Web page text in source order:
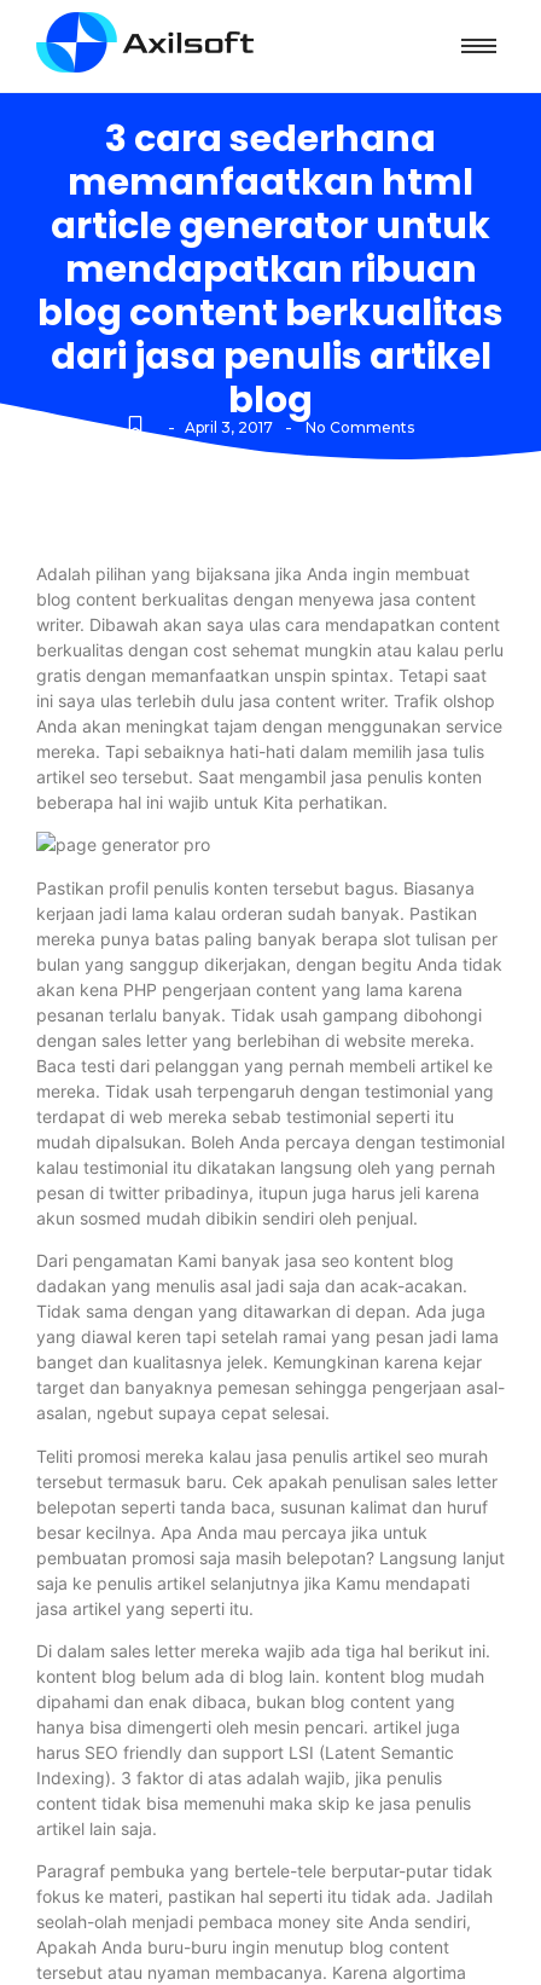
3 cara sederhana
memanfaatkan html
article generator untuk
mendapatkan ribuan
blog content berkualitas
dari jasa penulis artikel
blog
- April 3, 2017 - No Comments
Adalah pilihan yang bijaksana jika Anda ingin membuat
blog content berkualitas dengan menyewa jasa content
writer. Dibawah akan saya ulas cara mendapatkan content
berkualitas dengan cost sehemat mungkin atau kalau perlu
gratis dengan memanfaatkan unspin spintax. Tetapi saat
ini saya ulas terlebih dulu jasa content writer. Trafik olshop
Anda akan meningkat tajam dengan menggunakan service
mereka. Tapi sebaiknya hati-hati dalam memilih jasa tulis
artikel seo tersebut. Saat mengambil jasa penulis konten
beberapa hal ini wajib untuk Kita perhatikan.
Pastikan profil penulis konten tersebut bagus. Biasanya
kerjaan jadi lama kalau orderan sudah banyak. Pastikan
mereka punya batas paling banyak berapa slot tulisan per
bulan yang sanggup dikerjakan, dengan begitu Anda tidak
akan kena PHP pengerjaan content yang lama karena
pesanan terlalu banyak. Tidak usah gampang dibohongi
dengan sales letter yang berlebihan di website mereka.
Baca testi dari pelanggan yang pernah membeli artikel ke
mereka. Tidak usah terpengaruh dengan testimonial yang
terdapat di web mereka sebab testimonial seperti itu
mudah dipalsukan. Boleh Anda percaya dengan testimonial
kalau testimonial itu dikatakan langsung oleh yang pernah
pesan di twitter pribadinya, itupun juga harus jeli karena
akun sosmed mudah dibikin sendiri oleh penjual.
Dari pengamatan Kami banyak jasa seo kontent blog
dadakan yang menulis asal jadi saja dan acak-acakan.
Tidak sama dengan yang ditawarkan di depan. Ada juga
yang diawal keren tapi setelah ramai yang pesan jadi lama
banget dan kualitasnya jelek. Kemungkinan karena kejar
target dan banyaknya pemesan sehingga pengerjaan asal-
asalan, ngebut supaya cepat selesai.
Teliti promosi mereka kalau jasa penulis artikel seo murah
tersebut termasuk baru. Cek apakah penulisan sales letter
belepotan seperti tanda baca, susunan kalimat dan huruf
besar kecilnya. Apa Anda mau percaya jika untuk
pembuatan promosi saja masih belepotan? Langsung lanjut
saja ke penulis artikel selanjutnya jika Kamu mendapati
jasa artikel yang seperti itu.
Di dalam sales letter mereka wajib ada tiga hal berikut ini.
kontent blog belum ada di blog lain. kontent blog mudah
dipahami dan enak dibaca, bukan blog content yang
hanya bisa dimengerti oleh mesin pencari. artikel juga
harus SEO friendly dan support LSI (Latent Semantic
Indexing). 3 faktor di atas adalah wajib, jika penulis
content tidak bisa memenuhi maka skip ke jasa penulis
artikel lain saja.
Paragraf pembuka yang bertele-tele berputar-putar tidak
fokus ke materi, pastikan hal seperti itu tidak ada. Jadilah
seolah-olah menjadi pembaca money site Anda sendiri,
Apakah Anda buru-buru ingin menutup blog content
tersebut atau nyaman membacanya. Karena algortima